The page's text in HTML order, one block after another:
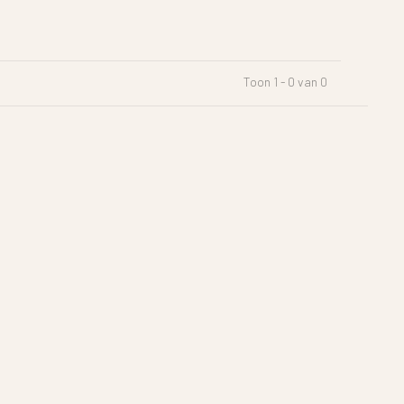
Toon 1 - 0 van 0